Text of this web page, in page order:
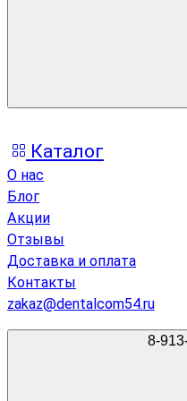
Каталог
О нас
Блог
Акции
Отзывы
Доставка и оплата
Контакты
zakaz@dentalcom54.ru